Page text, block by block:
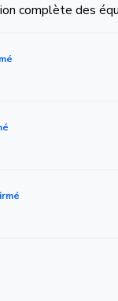
complète des